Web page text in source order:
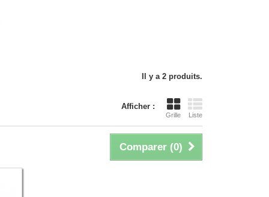
Il y a 2 produits.
Afficher :
Grille Liste
Comparer (0)